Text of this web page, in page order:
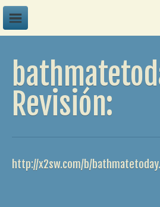
G
Revisión:
http://x2sw.com/b/